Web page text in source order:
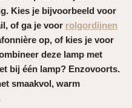
Kies je bijvoorbeeld voor
of ga je voor rolgordijnen
op, of kies je voor
deze lamp met
bij één lamp? Enzovoorts.
smaakvol, warm